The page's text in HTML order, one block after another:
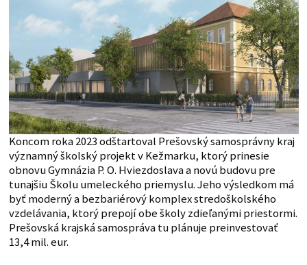
Koncom roka 2023 odštartoval Prešovský samosprávny kraj
významný školský projekt v Kežmarku, ktorý prinesie
obnovu Gymnázia P. O. Hviezdoslava a novú budovu pre
tunajšiu Školu umeleckého priemyslu. Jeho výsledkom má
byť moderný a bezbariérový komplex stredoškolského
vzdelávania, ktorý prepojí obe školy zdieľanými priestormi.
Prešovská krajská samospráva tu plánuje preinvestovať
13,4 mil. eur.